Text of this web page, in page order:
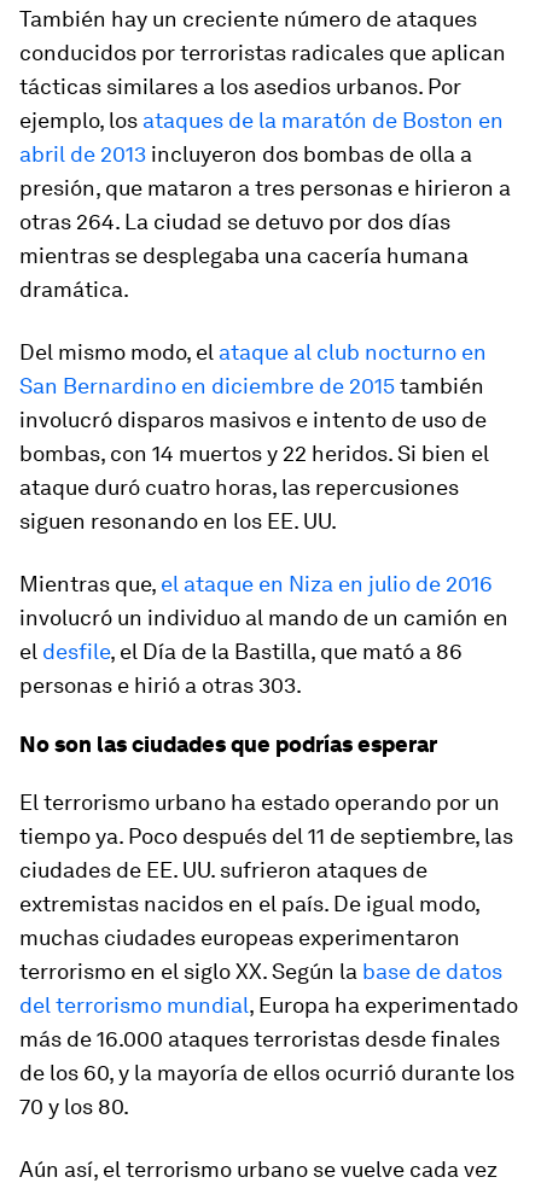
También hay un creciente número de ataques
conducidos por terroristas radicales que aplican
tácticas similares a los asedios urbanos. Por
ejemplo, los ataques de la maratón de Boston en
abril de 2013 incluyeron dos bombas de olla a
presión, que mataron a tres personas e hirieron a
otras 264. La ciudad se detuvo por dos días
mientras se desplegaba una cacería humana
dramática.
Del mismo modo, el ataque al club nocturno en
San Bernardino en diciembre de 2015también
involucró disparos masivos e intento de uso de
bombas, con 14 muertos y 22 heridos. Si bien el
ataque duró cuatro horas, las repercusiones
siguen resonando en los EE. UU.
Mientras que, el ataque en Niza en julio de 2016
involucró un individuo al mando de un camión en
el desfile, el Día de la Bastilla, que mató a 86
personas e hirió a otras 303.
No son las ciudades que podrías esperar
El terrorismo urbano ha estado operando por un
tiempo ya. Poco después del 11 de septiembre, las
ciudades de EE. UU. sufrieron ataques de
extremistas nacidos en el país. De igual modo,
muchas ciudades europeas experimentaron
terrorismo en el siglo XX. Según la base de datos
del terrorismo mundial, Europa ha experimentado
más de 16.000 ataques terroristas desde finales
de los 60, y la mayoría de ellos ocurrió durante los
70 y los 80.
Aún así, el terrorismo urbano se vuelve cada vez